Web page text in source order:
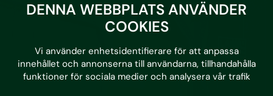
DENNA WEBBPLATS ANVÄNDER
COOKIES
Vi använder enhetsidentifierare för att anpassa
innehållet och annonserna till användarna, tillhandahålla
funktioner för sociala medier och analysera vår trafik